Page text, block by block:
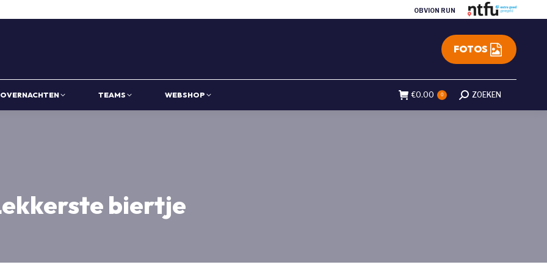
OBVION RUN
FOTOS
OVERNACHTEN TEAMS WEBSHOP €0.00 0 Search:
ZOEKEN
biertje